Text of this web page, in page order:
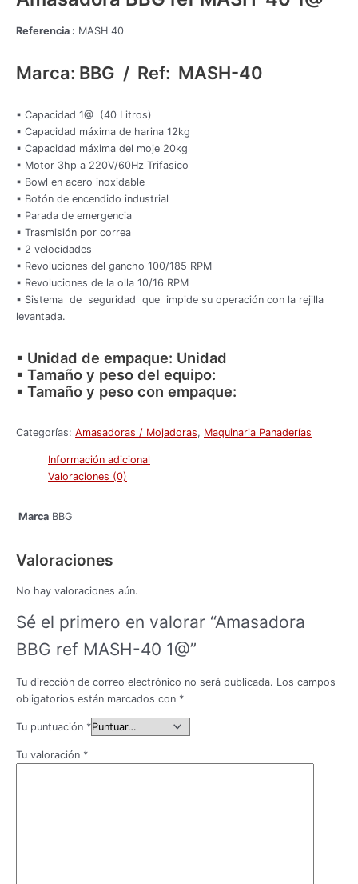
Referencia : MASH 40
Marca: BBG / Ref: MASH-40
▪ Capacidad 1@ (40 Litros)
▪ Capacidad máxima de harina 12kg
▪ Capacidad máxima del moje 20kg
▪ Motor 3hp a 220V/60Hz Trifasico
▪ Bowl en acero inoxidable
▪ Botón de encendido industrial
▪ Parada de emergencia
▪ Trasmisión por correa
▪ 2 velocidades
▪ Revoluciones del gancho 100/185 RPM
▪ Revoluciones de la olla 10/16 RPM
▪ Sistema de seguridad que impide su operación con la rejilla
levantada.
▪ Unidad de empaque: Unidad
▪ Tamaño y peso del equipo:
▪ Tamaño y peso con empaque:
Categorías: Amasadoras / Mojadoras, Maquinaria Panaderías
Información adicional
Valoraciones (0)
Marca BBG
Valoraciones
No hay valoraciones aún.
Sé el primero en valorar “Amasadora
BBG ref MASH-40 1@”
Tu dirección de correo electrónico no será publicada. Los campos
obligatorios están marcados con *
Tu puntuación *
Tu valoración *